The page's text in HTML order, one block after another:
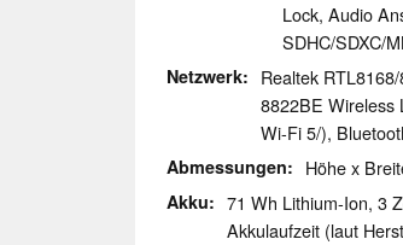
Lock, Audio
SDHC/​SDXC/​
Netzwerk
Realtek
8822BE Wireless
Wi-Fi 5/),
Abmessungen Höhe x
Akku
71 Wh Lithium-Ion, 3
Akkulaufzeit (laut